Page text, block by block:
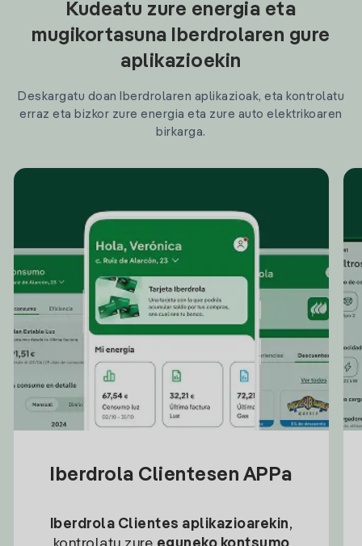
Kudeatu zure energia eta
mugikortasuna Iberdrolaren gure
aplikazioekin
Deskargatu doan Iberdrolaren aplikazioak, eta kontrolatu
erraz eta bizkor zure energia eta zure auto elektrikoaren
birkarga.
Iberdrola Clientesen APPa
Iberdrola Clientes aplikazioarekin,